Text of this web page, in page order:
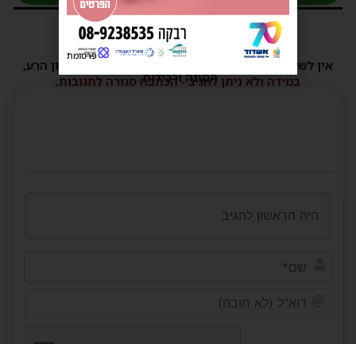
תגובות
אין לשלוח תגובות שאינם הולמות או מכילות דברי לשון הרע,
הסתה ורכילות.
במידה ולא ניתן להגיב - הכתבה סגורה לתגובות.
פרסומת